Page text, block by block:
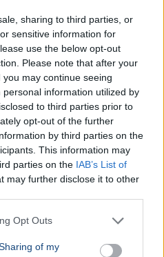
sharing to third parties, or
sensitive information for
use the below opt-out
Please note that after your
may continue seeing
information utilized by
to third parties prior to
opt-out of the further
by third parties on the
This information may
parties on the IAB’s List of
may further disclose it to other
Opt Outs
of my
csövek
közel 80 százaléka
száma
Károly szerint a
Lázár János